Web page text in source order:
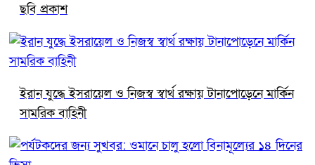
ছবি প্রকাশ
ইরান যুদ্ধে ইসরায়েল ও নিজস্ব স্বার্থ রক্ষায় টানাপোড়েনে মার্কিন
সামরিক বাহিনী